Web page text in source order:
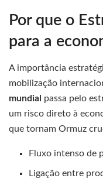
Por que o
para a
A importância
mobilização
mundial passa pelo
um risco direto à
que tornam Ormuz
Fluxo intenso de
Ligação entre